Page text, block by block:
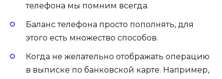
телефона мы помним всегда.
Баланс телефона просто пополнять, для
этого есть множество способов.
Когда не желательно отображать операцию
в выписке по банковской карте. Например,